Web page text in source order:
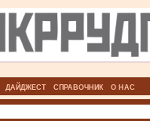
ДАЙДЖЕСТ СПРАВОЧНИК О НАС